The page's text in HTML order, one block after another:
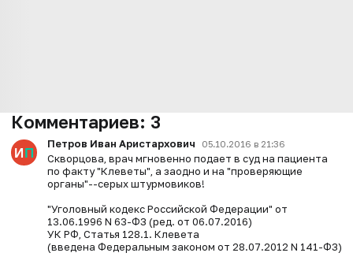
Комментариев: 3
Петров Иван Аристархович 05.10.2016 в 21:36
Скворцова, врач мгновенно подает в суд на пациента
по факту "Клеветы", а заодно и на "проверяющие
органы"--серых штурмовиков!
"Уголовный кодекс Российской Федерации" от
13.06.1996 N 63-ФЗ (ред. от 06.07.2016)
УК РФ, Статья 128.1. Клевета
(введена Федеральным законом от 28.07.2012 N 141-ФЗ)